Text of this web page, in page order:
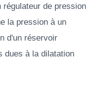
régulateur de pression
la pression à un
d'un réservoir
dues à la dilatation